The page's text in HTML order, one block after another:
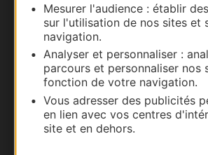
Mesurer l'audience : établir
sur l'utilisation de nos sites et
navigation.
Analyser et personnaliser :
parcours et personnaliser nos
fonction de votre navigation.
Vous adresser des publicités
en lien avec vos centres
site et en dehors.